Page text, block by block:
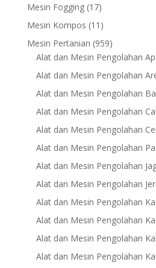
Mesin Fogging 1717
products
Mesin Kompos 11 11
products
Mesin Pertanian 959959
products
Alat dan Mesin Pengolahan
Alat dan Mesin Pengolahan
Alat dan Mesin Pengolahan
Alat dan Mesin Pengolahan
Alat dan Mesin Pengolahan
Alat dan Mesin Pengolahan
Alat dan Mesin Pengolahan
Alat dan Mesin Pengolahan
Alat dan Mesin Pengolahan
Alat dan Mesin Pengolahan
Alat dan Mesin Pengolahan
Alat dan Mesin Pengolahan